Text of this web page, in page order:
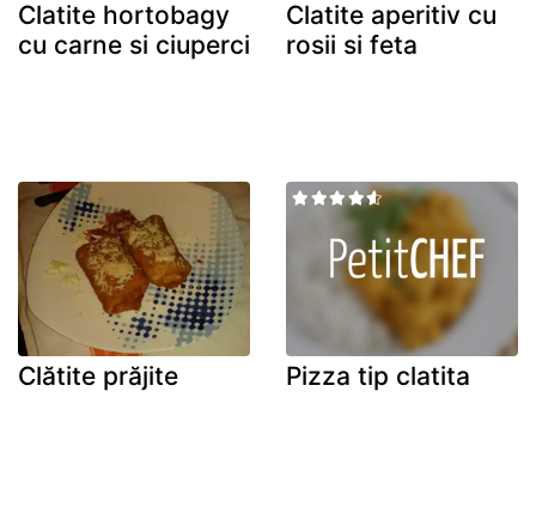
Clatite hortobagy
cu carne si ciuperci
Clatite aperitiv cu
rosii si feta
Clătite prăjite Pizza tip clatita